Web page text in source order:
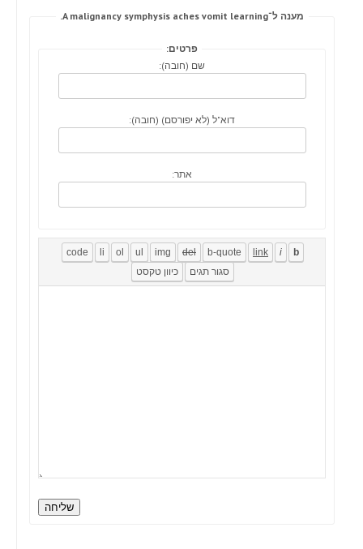
מענה ל־A malignancy symphysis aches vomit learning.
פרטים:
שם (חובה):
דוא"ל (לא יפורסם) (חובה):
אתר:
שליחה